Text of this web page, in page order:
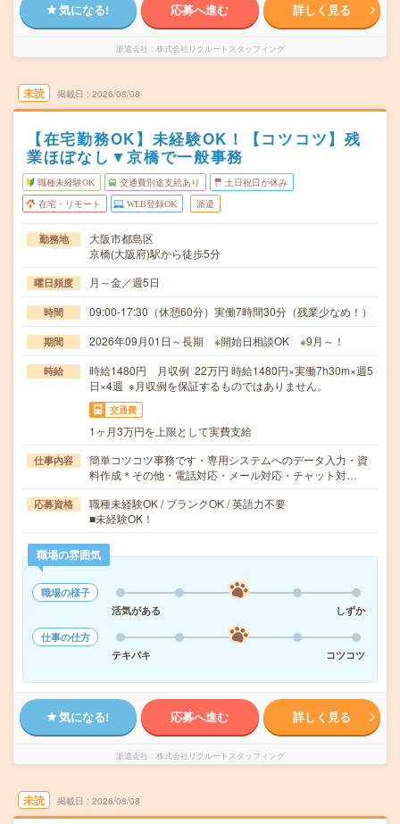
気になる! 応募へ進む 詳しく見る
派遣会社 株式会社リクルートスタッフィング
未読 掲載日 2026/08/08
【在宅勤務OK】未経験OK！【コツコツ】残
業ほぼなし▼京橋で一般事務
職種未経験OK 交通費別途支給あり 土日祝日が休み
在宅・リモート WEB登録OK 派遣
勤務地
大阪市都島区
京橋(大阪府)駅から徒歩5分
曜日頻度 月～金／週5日
時間 09:00-17:30（休憩60分）実働7時間30分（残業少なめ！）
期間 2026年09月01日～長期 ※開始日相談OK ※9月～！
時給
時給1480円 月収例 22万円 時給1480円×実働7h30m×週5
日×4週 ※月収例を保証するものではありません。
交通費
1ヶ月3万円を上限として実費支給
仕事内容
簡単コツコツ事務です・専用システムへのデータ入力・資
料作成＊その他・電話対応・メール対応・チャット対…
応募資格
職種未経験OK / ブランクOK / 英語力不要
■未経験OK！
職場の雰囲気
職場の様子
活気がある
しずか
仕事の仕方
テキパキ
コツコツ
気になる! 応募へ進む 詳しく見る
派遣会社 株式会社リクルートスタッフィング
未読 掲載日 2026/08/08